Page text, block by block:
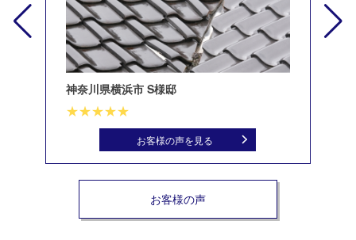
神奈川県横浜市 S様邸
お客様の声を見る
お客様の声